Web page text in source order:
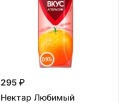
295 ₽
Нектар Любимый